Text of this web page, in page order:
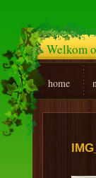
Welkom
home